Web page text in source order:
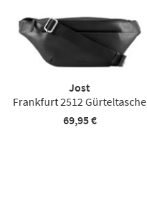
Jost
Frankfurt 2512 Gürteltasche
69,95 €